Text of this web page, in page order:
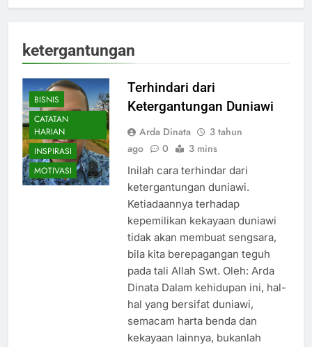
ketergantungan
BISNIS
CATATAN
HARIAN
INSPIRASI
MOTIVASI
Terhindari dari
Ketergantungan Duniawi
Arda Dinata
3 tahun
ago
0 3 mins
Inilah cara terhindar dari
ketergantungan duniawi.
Ketiadaannya terhadap
kepemilikan kekayaan duniawi
tidak akan membuat sengsara,
bila kita berepagangan teguh
pada tali Allah Swt. Oleh: Arda
Dinata Dalam kehidupan ini, hal-
hal yang bersifat duniawi,
semacam harta benda dan
kekayaan lainnya, bukanlah